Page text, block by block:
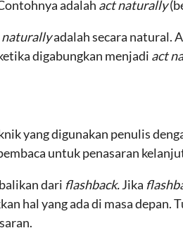
adalah act naturally
naturallyadalah secara natural.
digabungkan menjadi act
yang digunakan penulis
untuk penasaran
dari flashback.Jika
hal yang ada di masa depan.